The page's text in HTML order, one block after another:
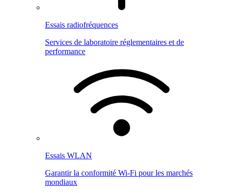
Essais radiofréquences
Services de laboratoire réglementaires et de
performance
Essais WLAN
Garantir la conformité Wi-Fi pour les marchés
mondiaux